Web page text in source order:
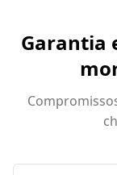
Garantia